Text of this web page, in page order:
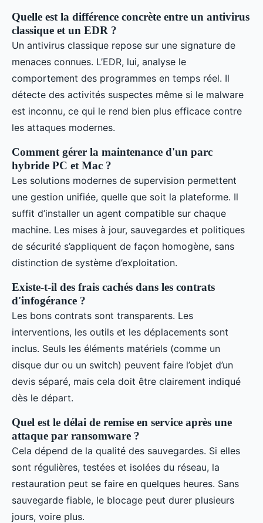
Quelle est la différence concrète entre un antivirus
classique et un EDR ?
Un antivirus classique repose sur une signature de
menaces connues. L’EDR, lui, analyse le
comportement des programmes en temps réel. Il
détecte des activités suspectes même si le malware
est inconnu, ce qui le rend bien plus efficace contre
les attaques modernes.
Comment gérer la maintenance d'un parc
hybride PC et Mac ?
Les solutions modernes de supervision permettent
une gestion unifiée, quelle que soit la plateforme. Il
suffit d’installer un agent compatible sur chaque
machine. Les mises à jour, sauvegardes et politiques
de sécurité s’appliquent de façon homogène, sans
distinction de système d’exploitation.
Existe-t-il des frais cachés dans les contrats
d'infogérance ?
Les bons contrats sont transparents. Les
interventions, les outils et les déplacements sont
inclus. Seuls les éléments matériels (comme un
disque dur ou un switch) peuvent faire l’objet d’un
devis séparé, mais cela doit être clairement indiqué
dès le départ.
Quel est le délai de remise en service après une
attaque par ransomware ?
Cela dépend de la qualité des sauvegardes. Si elles
sont régulières, testées et isolées du réseau, la
restauration peut se faire en quelques heures. Sans
sauvegarde fiable, le blocage peut durer plusieurs
jours, voire plus.